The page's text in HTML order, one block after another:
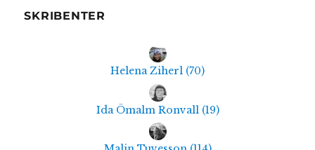
SKRIBENTER
Helena Ziherl (70)
Ida Ömalm Ronvall (19)